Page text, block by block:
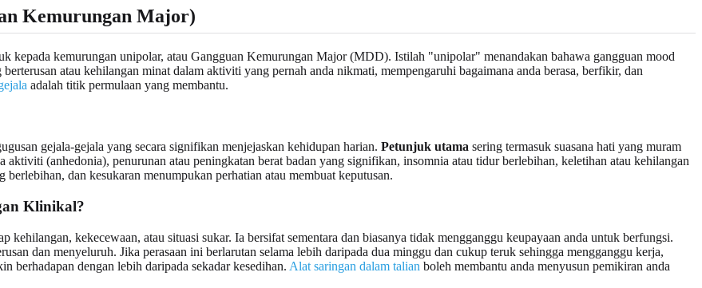
Kemurungan Major)
kepada kemurungan unipolar, atau Gangguan Kemurungan Major (MDD). Istilah "unipolar" menandakan bahawa gangguan mood
atau kehilangan minat dalam aktiviti yang pernah anda nikmati, mempengaruhi bagaimana anda berasa, berfikir, dan
adalah titik permulaan yang membantu.
gejala-gejala yang secara signifikan menjejaskan kehidupan harian. Petunjuk utama sering termasuk suasana hati yang muram
aktiviti (anhedonia), penurunan atau peningkatan berat badan yang signifikan, insomnia atau tidur berlebihan, keletihan atau kehilangan
dan kesukaran menumpukan perhatian atau membuat keputusan.
Klinikal?
kehilangan, kekecewaan, atau situasi sukar. Ia bersifat sementara dan biasanya tidak mengganggu keupayaan anda untuk berfungsi.
dan menyeluruh. Jika perasaan ini berlarutan selama lebih daripada dua minggu dan cukup teruk sehingga mengganggu kerja,
berhadapan dengan lebih daripada sekadar kesedihan. Alat saringan dalam talian boleh membantu anda menyusun pemikiran anda